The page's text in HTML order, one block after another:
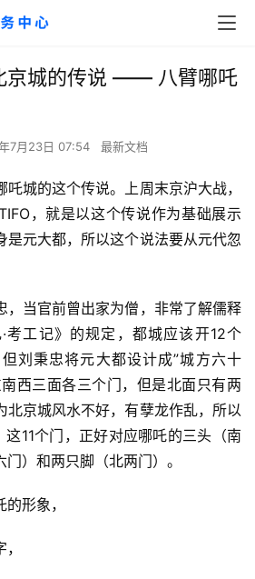
京城的传说 —— 八臂哪吒
7月23日 07:54 最新文档
城的这个传说。上周末京沪大战，
，就是以这个传说作为基础展示
是元大都，所以这个说法要从元代忽
，当官前曾出家为僧，非常了解儒释
考工记》的规定，都城应该开12个
刘秉忠将元大都设计成”城方六十
西三面各三个门，但是北面只有两
北京城风水不好，有孽龙作乱，所以
这11个门，正好对应哪吒的三头（南
）和两只脚（北两门）。
形象，